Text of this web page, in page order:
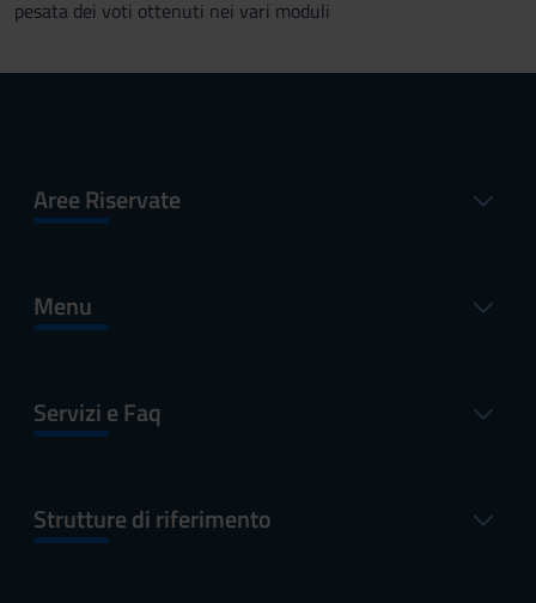
pesata dei voti ottenuti nei vari moduli
Aree Riservate
Menu
Servizi e Faq
Strutture di riferimento